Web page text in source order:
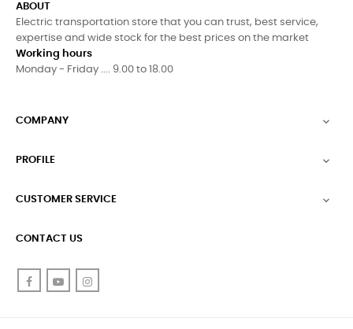
ABOUT
Electric transportation store that you can trust, best service,
expertise and wide stock for the best prices on the market
Working hours
Monday - Friday .... 9.00 to 18.00
COMPANY 
PROFILE 
CUSTOMER SERVICE 
CONTACT US
FacebookYouTube